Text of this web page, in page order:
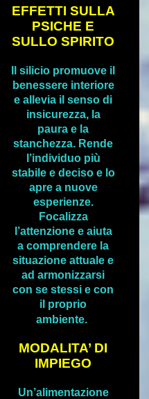
EFFETTI SULLA
PSICHE E
SULLO SPIRITO
Il silicio promuove il
benessere interiore
e allevia il senso di
insicurezza, la
paura e la
stanchezza. Rende
l’individuo più
stabile e deciso e lo
apre a nuove
esperienze.
Focalizza
l’attenzione e aiuta
a comprendere la
situazione attuale e
ad armonizzarsi
con se stessi e con
il proprio
ambiente.
MODALITA’ DI
IMPIEGO
Un’alimentazione